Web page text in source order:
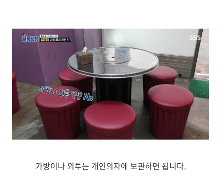
가방이나 외투는 개인의자에 보관하면 됩니다.